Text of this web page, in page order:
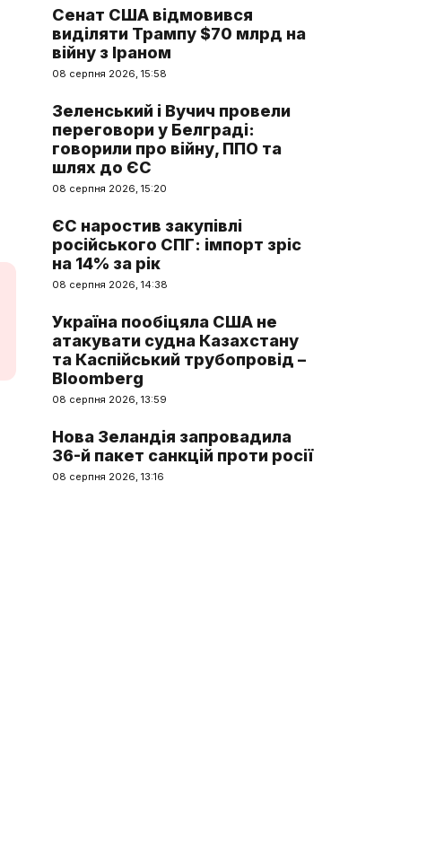
Сенат США відмовився
виділяти Трампу $70 млрд на
війну з Іраном
08 серпня 2026, 15:58
Зеленський і Вучич провели
переговори у Белграді:
говорили про війну, ППО та
шлях до ЄС
08 серпня 2026, 15:20
ЄС наростив закупівлі
російського СПГ: імпорт зріс
на 14% за рік
08 серпня 2026, 14:38
Україна пообіцяла США не
атакувати судна Казахстану
та Каспійський трубопровід –
Bloomberg
08 серпня 2026, 13:59
Нова Зеландія запровадила
36-й пакет санкцій проти росії
08 серпня 2026, 13:16